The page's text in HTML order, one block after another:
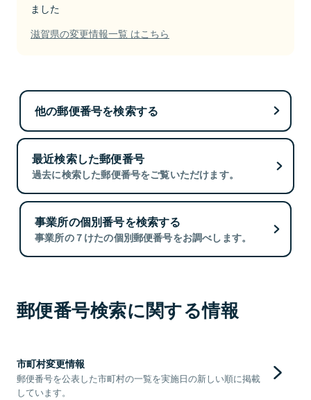
ました
滋賀県の変更情報一覧 はこちら
他の郵便番号を検索する
最近検索した郵便番号
過去に検索した郵便番号をご覧いただけます。
事業所の個別番号を検索する
事業所の７けたの個別郵便番号をお調べします。
郵便番号検索に関する情報
市町村変更情報
郵便番号を公表した市町村の一覧を実施日の新しい順に掲載
しています。